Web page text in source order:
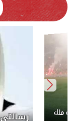
ملك